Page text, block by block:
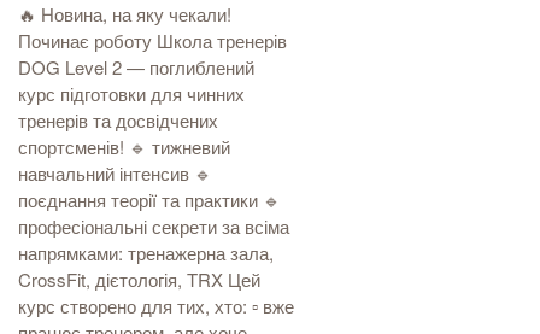
🔥 Новина, на яку чекали!
Починає роботу Школа тренерів
DOG Level 2 — поглиблений
курс підготовки для чинних
тренерів та досвідчених
спортсменів! 🔹 тижневий
навчальний інтенсив 🔹
поєднання теорії та практики 🔹
професіональні секрети за всіма
напрямками: тренажерна зала,
CrossFit, дієтологія, TRX Цей
курс створено для тих, хто: ▫ вже